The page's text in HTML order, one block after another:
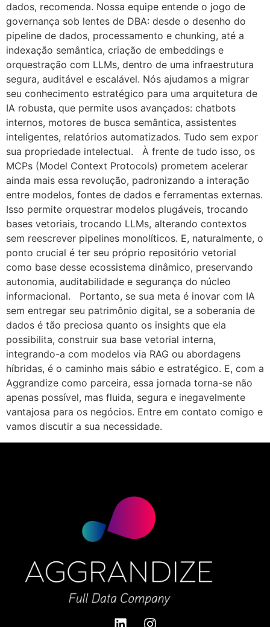
dados, recomenda. Nossa equipe entende o jogo de
governança sob lentes de DBA: desde o desenho do
pipeline de dados, processamento e chunking, até a
indexação semântica, criação de embeddings e
orquestração com LLMs, dentro de uma infraestrutura
segura, auditável e escalável. Nós ajudamos a migrar
seu conhecimento estratégico para uma arquitetura de
IA robusta, que permite usos avançados: chatbots
internos, motores de busca semântica, assistentes
inteligentes, relatórios automatizados. Tudo sem expor
sua propriedade intelectual. À frente de tudo isso, os
MCPs (Model Context Protocols) prometem acelerar
ainda mais essa revolução, padronizando a interação
entre modelos, fontes de dados e ferramentas externas.
Isso permite orquestrar modelos plugáveis, trocando
bases vetoriais, trocando LLMs, alterando contextos
sem reescrever pipelines monolíticos. E, naturalmente, o
ponto crucial é ter seu próprio repositório vetorial
como base desse ecossistema dinâmico, preservando
autonomia, auditabilidade e segurança do núcleo
informacional. Portanto, se sua meta é inovar com IA
sem entregar seu patrimônio digital, se a soberania de
dados é tão preciosa quanto os insights que ela
possibilita, construir sua base vetorial interna,
integrando-a com modelos via RAG ou abordagens
híbridas, é o caminho mais sábio e estratégico. E, com a
Aggrandize como parceira, essa jornada torna-se não
apenas possível, mas fluida, segura e inegavelmente
vantajosa para os negócios. Entre em contato comigo e
vamos discutir a sua necessidade.